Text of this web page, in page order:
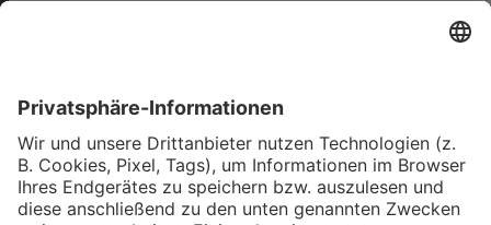
Das könnte Dich auch
interessieren
Werke aus 70 Jahren als